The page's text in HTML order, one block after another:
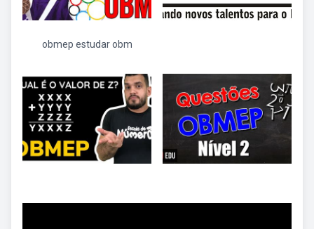
obmep estudar obm